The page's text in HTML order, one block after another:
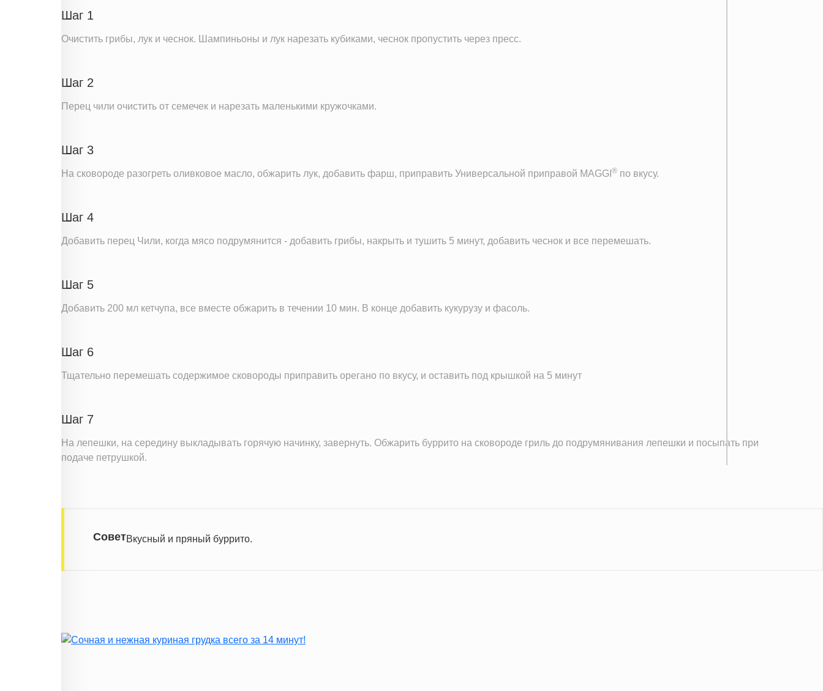
Шаг 1
Очистить грибы, лук и чеснок. Шампиньоны и лук нарезать кубиками, чеснок пропустить через пресс.
Шаг 2
Перец чили очистить от семечек и нарезать маленькими кружочками.
Шаг 3
На сковороде разогреть оливковое масло, обжарить лук, добавить фарш, приправить Универсальной приправой MAGGI ® по вкусу.
Шаг 4
Добавить перец Чили, когда мясо подрумянится - добавить грибы, накрыть и тушить 5 минут, добавить чеснок и все перемешать.
Шаг 5
Добавить 200 мл кетчупа, все вместе обжарить в течении 10 мин. В конце добавить кукурузу и фасоль.
Шаг 6
Тщательно перемешать содержимое сковороды приправить орегано по вкусу, и оставить под крышкой на 5 минут
Шаг 7
На лепешки, на середину выкладывать горячую начинку, завернуть. Обжарить буррито на сковороде гриль до подрумянивания лепешки и посыпать при
подаче петрушкой.
СоветВкусный и пряный буррито.